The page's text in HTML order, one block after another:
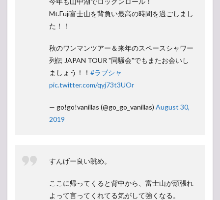
Mt.Fuji富士山を背負い最高の時間を過ごしまし
た！！
秋のワンマンツアー＆来年のスペースシャワー
列伝 JAPAN TOUR "同騒会"でもまたお会いし
ましょう！！ #ラブシャ
pic.twitter.com/qyj73t3UOr
— go!go!vanillas (@go_go_vanillas) August 30,
2019
すんげー良い眺め。
ここに帰ってくると背中から、富士山が頑張れ
よって言ってくれてる気がして強くなる。